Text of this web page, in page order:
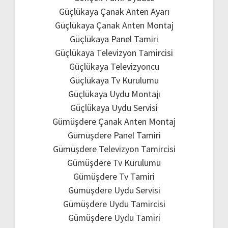
Güçlükaya Çanak Anten Ayarı
Güçlükaya Çanak Anten Montaj
Güçlükaya Panel Tamiri
Güçlükaya Televizyon Tamircisi
Güçlükaya Televizyoncu
Güçlükaya Tv Kurulumu
Güçlükaya Uydu Montajı
Güçlükaya Uydu Servisi
Gümüşdere Çanak Anten Montaj
Gümüşdere Panel Tamiri
Gümüşdere Televizyon Tamircisi
Gümüşdere Tv Kurulumu
Gümüşdere Tv Tamiri
Gümüşdere Uydu Servisi
Gümüşdere Uydu Tamircisi
Gümüşdere Uydu Tamiri